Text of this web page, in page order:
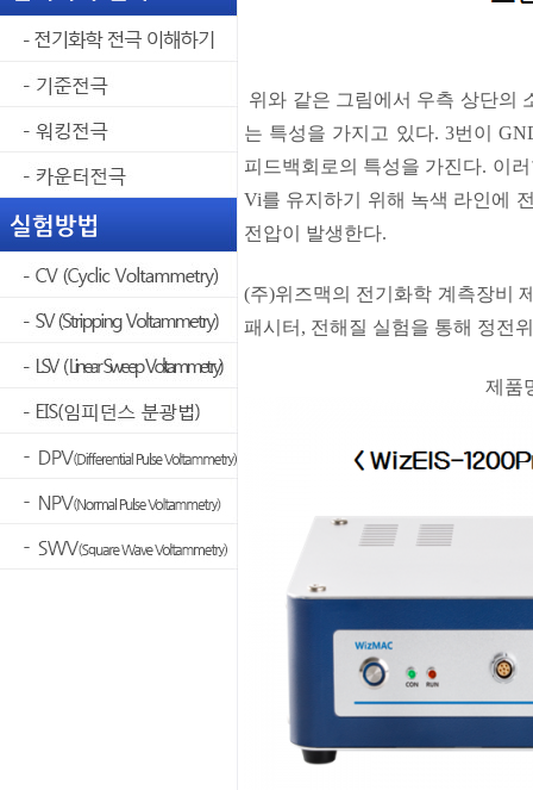
위와 같은 그림에서 우측 상단의
는 특성을 가지고 있다. 3번이
피드백회로의 특성을 가진다. 이
Vi를 유지하기 위해 녹색 라인에
전압이
발생한다.
(주)위즈맥의 전기화학 계측장비
패시터, 전해질 실험을 통해 정전
제품